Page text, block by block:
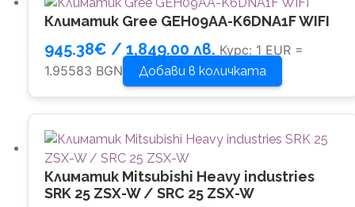
Климатик Gree GEH09AA-K6DNA1F WIFI
945.38€ / 1,849.00 лв. Курс: 1 EUR =
1.95583 BGN
Добави в количката
Климатик Mitsubishi Heavy industries
SRK 25 ZSX-W / SRC 25 ZSX-W